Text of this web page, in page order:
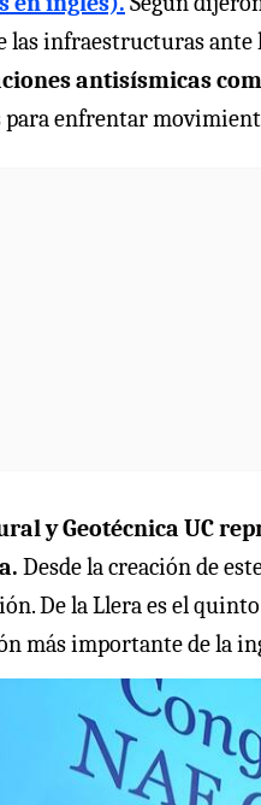
las infraestructuras
antisísmicas
enfrentar
y Geotécnica UC
Desde la creación de
De la Llera es el
más importante de la